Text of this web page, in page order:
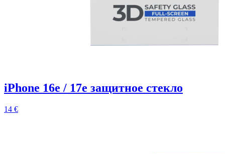
iPhone 16e / 17e защитное стекло
14 €